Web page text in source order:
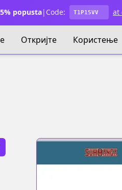
popusta| Code: T1P15VV at
Откријте Користење